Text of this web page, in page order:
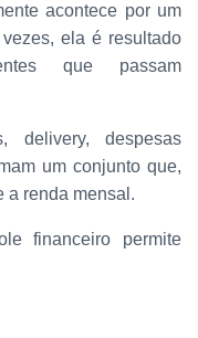
acontece por um
ela é resultado
que passam
delivery, despesas
um conjunto que,
a renda mensal.
financeiro permite